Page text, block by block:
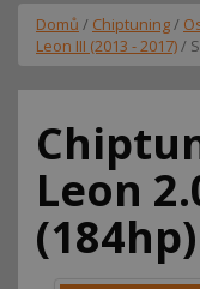
Domů / Chiptuning/
Leon III (2013 - 2017)/
Leon
(184hp)